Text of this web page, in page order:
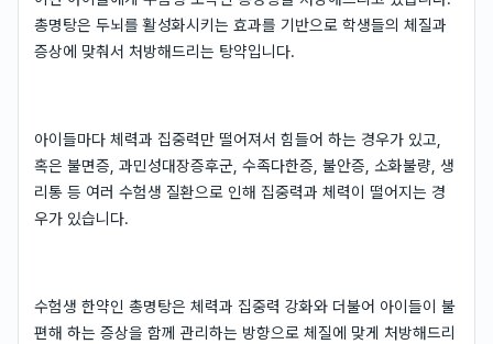
총명탕은 두뇌를 활성화시키는 효과를 기반으로 학생들의 체질과
증상에 맞춰서 처방해드리는 탕약입니다.
아이들마다 체력과 집중력만 떨어져서 힘들어 하는 경우가 있고,
혹은 불면증, 과민성대장증후군, 수족다한증, 불안증, 소화불량, 생
리통 등 여러 수험생 질환으로 인해 집중력과 체력이 떨어지는 경
우가 있습니다.
수험생 한약인 총명탕은 체력과 집중력 강화와 더불어 아이들이 불
편해 하는 증상을 함께 관리하는 방향으로 체질에 맞게 처방해드리